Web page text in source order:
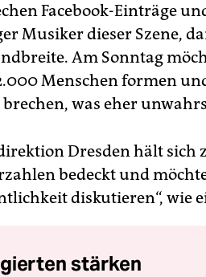
Facebook-Einträge
Musiker dieser Szene,
Am Sonntag
Menschen formen
was eher
Dresden hält sich
bedeckt und
diskutieren“, wie
stärken